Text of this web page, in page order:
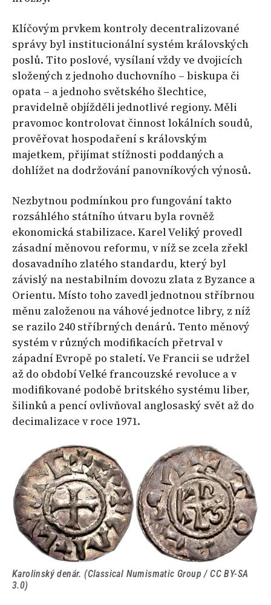
Klíčovým prvkem kontroly decentralizované
správy byl institucionální systém královských
poslů. Tito poslové, vysílaní vždy ve dvojicích
složených z jednoho duchovního – biskupa či
opata – a jednoho světského šlechtice,
pravidelně objížděli jednotlivé regiony. Měli
pravomoc kontrolovat činnost lokálních soudů,
prověřovat hospodaření s královským
majetkem, přijímat stížnosti poddaných a
dohlížet na dodržování panovníkových výnosů.
Nezbytnou podmínkou pro fungování takto
rozsáhlého státního útvaru byla rovněž
ekonomická stabilizace. Karel Veliký provedl
zásadní měnovou reformu, v níž se zcela zřekl
dosavadního zlatého standardu, který byl
závislý na nestabilním dovozu zlata z Byzance a
Orientu. Místo toho zavedl jednotnou stříbrnou
měnu založenou na váhové jednotce libry, z níž
se razilo 240 stříbrných denárů. Tento měnový
systém v různých modifikacích přetrval v
západní Evropě po staletí. Ve Francii se udržel
až do období Velké francouzské revoluce a v
modifikované podobě britského systému liber,
šilinků a pencí ovlivňoval anglosaský svět až do
decimalizace v roce 1971.
Karolinský denár. (Classical Numismatic Group / CC BY-SA
3.0)